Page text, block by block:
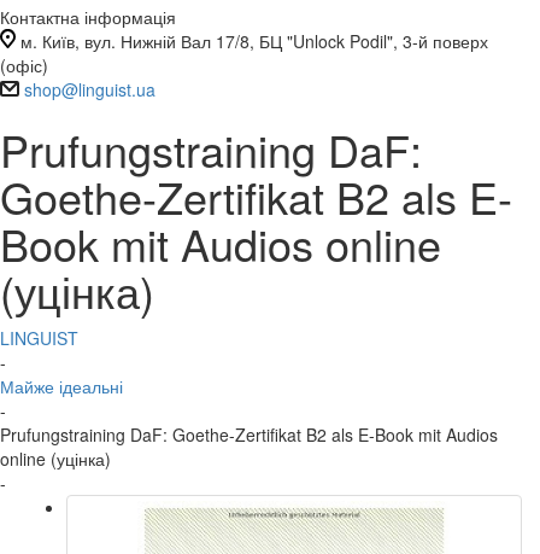
Контактна інформація
м. Київ, вул. Нижній Вал 17/8, БЦ "Unlock Podil", 3-й поверх
(офіс)
shop@linguist.ua
Prufungstraining DaF:
Goethe-Zertifikat B2 als E-
Book mit Audios online
(уцінка)
LINGUIST
-
Майже ідеальні
-
Prufungstraining DaF: Goethe-Zertifikat B2 als E-Book mit Audios
online (уцінка)
-